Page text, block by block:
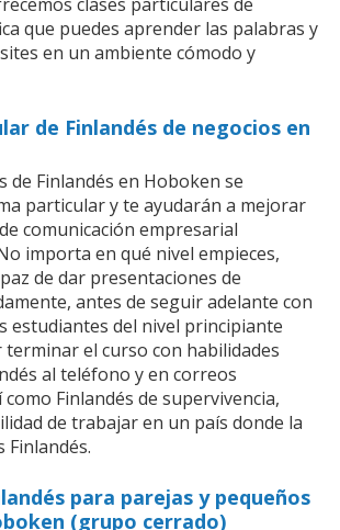
que puedes aprender las palabras y
en un ambiente cómodo y
de Finlandés de negocios en
de Finlandés en Hoboken se
particular y te ayudarán a mejorar
comunicación empresarial
importa en qué nivel empieces,
de dar presentaciones de
antes de seguir adelante con
estudiantes del nivel principiante
el curso con habilidades
al teléfono y en correos
Finlandés de supervivencia,
de trabajar en un país donde la
Finlandés.
para parejas y pequeños
(grupo cerrado)